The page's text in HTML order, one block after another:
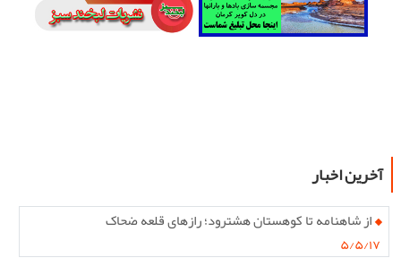
آخرین اخبار
از شاهنامه تا کوهستان هشترود؛ رازهای قلعه ضحاک
۵/۵/۱۷